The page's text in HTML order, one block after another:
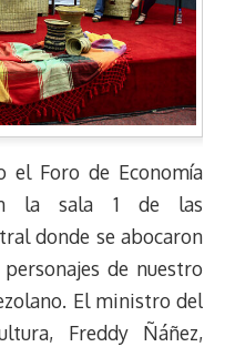
el Foro de Economía
la sala 1 de las
donde se abocaron
de nuestro
El ministro del
Freddy Ñáñez,